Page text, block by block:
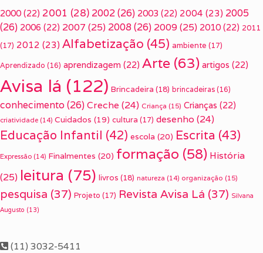
2000 (22) 2001 (28) 2002(26) 2003 (22) 2004 (23) 2005
(26) 2006 (22) 2007 (25) 2008(26) 2009(25) 2010 (22) 2011
(17) 2012 (23) Alfabetização (45) ambiente (17)
Aprendizado (16) aprendizagem (22) Arte (63) artigos (22)
Avisa lá (122) Brincadeira (18) brincadeiras (16)
conhecimento(26) Creche (24) Criança (15) Crianças (22)
criatividade (14) Cuidados (19) cultura (17) desenho (24)
Educação Infantil (42) escola (20) Escrita (43)
Expressão (14) Finalmentes (20) formação (58) História
(25) leitura (75) livros (18) natureza (14) organização (15)
pesquisa (37) Projeto (17) Revista Avisa Lá (37) Silvana
Augusto (13)
(11) 3032-5411